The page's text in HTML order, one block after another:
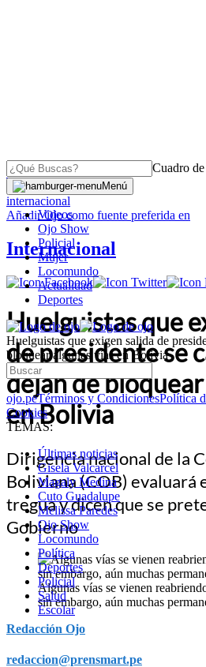
Cuadro
Menú
Videos
Ojo Show
Policial
Mujer
Locomundo
Actualidad
Deportes
Huelguistas que exigen salida de
bloquear algunas vías en Bolivia
ojo.peTérminos y CondicionesPolítica
Cookies
TEMAS:
Últimas noticias
Gisela Valcarcel
Magaly Medina
Cuto Guadalupe
Melissa Paredes
Ojo Show
Locomundo
Política
Deportes
Policial
Salud
Escolar
OJO
internacional
AñadirOjocomo fuente preferida en
Internacional
Huelguistas que
de presidente se
dejan de
en Bolivia
Dirigencia nacional de la
Boliviana (COB) evaluará
tregua y dicen que se
Gobierno
Algunas vías se vienen
sin embargo, aún muchas
Redacción Ojo
redaccion@prensmart.pe